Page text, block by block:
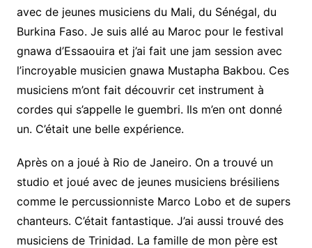
avec de jeunes musiciens du Mali, du Sénégal, du
Burkina Faso. Je suis allé au Maroc pour le festival
gnawa d’Essaouira et j’ai fait une jam session avec
l’incroyable musicien gnawa Mustapha Bakbou. Ces
musiciens m’ont fait découvrir cet instrument à
cordes qui s’appelle le guembri. Ils m’en ont donné
un. C’était une belle expérience.
Après on a joué à Rio de Janeiro. On a trouvé un
studio et joué avec de jeunes musiciens brésiliens
comme le percussionniste Marco Lobo et de supers
chanteurs. C’était fantastique. J’ai aussi trouvé des
musiciens de Trinidad. La famille de mon père est